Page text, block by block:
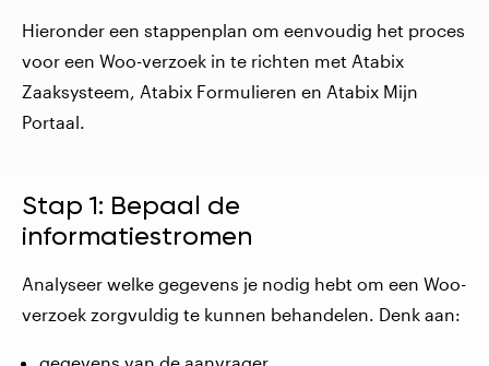
Hieronder een stappenplan om eenvoudig het proces
voor een Woo-verzoek in te richten met Atabix
Zaaksysteem, Atabix Formulieren en Atabix Mijn
Portaal.
Stap 1: Bepaal de
informatiestromen
Analyseer welke gegevens je nodig hebt om een Woo-
verzoek zorgvuldig te kunnen behandelen. Denk aan: